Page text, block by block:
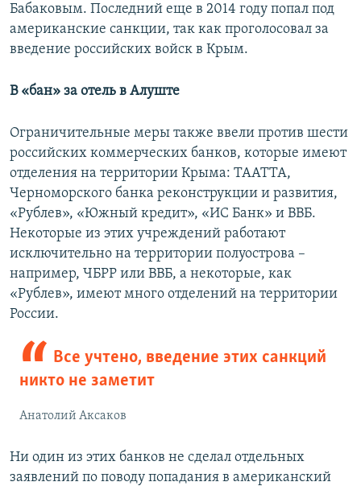
Бабаковым. Последний еще в 2014 году попал под
американские санкции, так как проголосовал за
введение российских войск в Крым.
В «бан» за отель в Алуште
Ограничительные меры также ввели против шести
российских коммерческих банков, которые имеют
отделения на территории Крыма: ТААТТА,
Черноморского банка реконструкции и развития,
«Рублев», «Южный кредит», «ИС Банк» и ВВБ.
Некоторые из этих учреждений работают
исключительно на территории полуострова –
например, ЧБРР или ВВБ, а некоторые, как
«Рублев», имеют много отделений на территории
России.
Все учтено, введение этих санкций
никто не заметит
Анатолий Аксаков
Ни один из этих банков не сделал отдельных
заявлений по поводу попадания в американский